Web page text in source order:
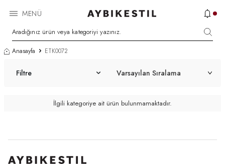
MENÜ
Anasayfa ETK0072
Filtre
İlgili kategoriye ait ürün bulunmamaktadır.